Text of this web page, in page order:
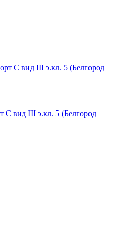
C вид III э.кл. 5 (Белгород